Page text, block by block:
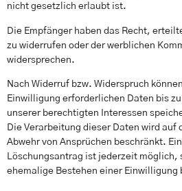
nicht gesetzlich erlaubt ist.
Die Empfänger haben das Recht,
zu widerrufen oder der werblichen
widersprechen.
Nach Widerruf bzw. Widerspruch
Einwilligung erforderlichen Daten bis
unserer berechtigten Interessen
Die Verarbeitung dieser Daten wird auf
Abwehr von Ansprüchen beschränkt.
Löschungsantrag ist jederzeit möglich,
ehemalige Bestehen einer Einwilligung